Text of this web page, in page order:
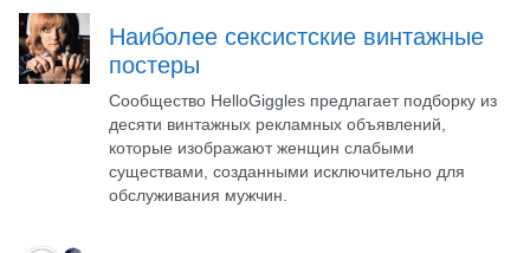
Наиболее сексистские винтажные
постеры
Сообщество HelloGiggles предлагает подборку из
десяти винтажных рекламных объявлений,
которые изображают женщин слабыми
существами, созданными исключительно для
обслуживания мужчин.